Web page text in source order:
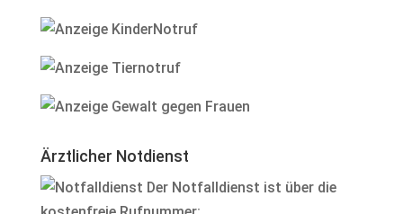
Ärztlicher Notdienst
Der Notfalldienst ist über die